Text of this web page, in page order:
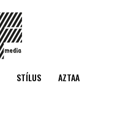
STÍLUS AZTAA